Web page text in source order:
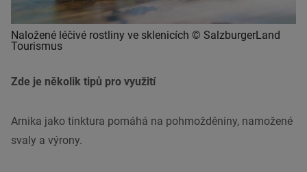
Naložené léčivé rostliny ve sklenicích © SalzburgerLand
Tourismus
Zde je několik tipů pro využití
Arnika jako tinktura pomáhá na pohmožděniny, namožené
svaly a výrony.